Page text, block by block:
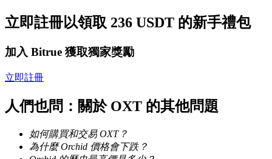
Launchpool
活期質押獲得熱門資產
立即註冊以領取 236 USDT 的新手禮包
加入 Bitrue 獲取獨家獎勵
立即註冊
人們也問：關於 OXT 的其他問題
如何購買和交易 OXT？
為什麼 Orchid 價格會下跌？